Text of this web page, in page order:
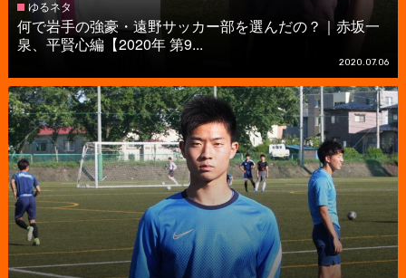
ゆるネタ
何で岩手の強豪・遠野サッカー部を選んだの？｜赤坂一
泉、平賢心編【2020年 第9...
2020.07.06